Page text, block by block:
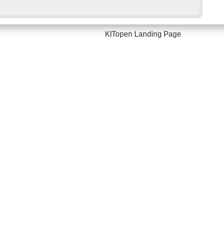
KITopen Landing Page